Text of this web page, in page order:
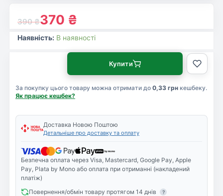
390₴370 ₴
Наявність: В наявності
За покупку цього товару можна отримати до 0,33 грн кешбеку.
Як працює кешбек?
Купити
Доставка Новою Поштою
Детальніше про доставку та оплату
Безпечна оплата через Visa, Mastercard, Google Pay, Apple
Pay, Plata by Mono або оплата при отриманні (накладений
платіж)
Повернення/обмін товару протягом 14 днів
?